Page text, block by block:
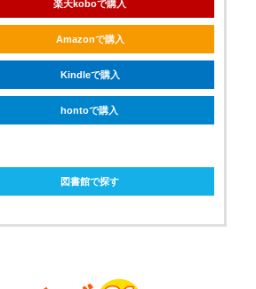
楽天koboで購入
Amazonで購入
Kindleで購入
hontoで購入
図書館で探す